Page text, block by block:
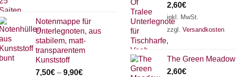
Notenmappe für
Unterlegnoten, aus
stabilem, matt-
transparentem
Kunststoff
7,50€ – 9,90€
2,60€
inkl. MwSt.
zzgl. Versandkosten
The Green Meadow
2,60€